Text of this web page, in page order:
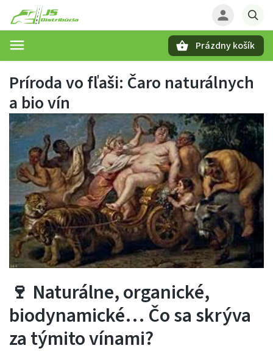
Prázdny košík
Príroda vo fľaši: Čaro naturálnych
a bio vín
🍷 Naturálne, organické,
biodynamické… Čo sa skrýva
za týmito vínami?